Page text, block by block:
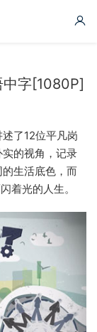
中字[1080P]
了12位平凡岗
的视角，记录
生活底色，而
着光的人生。